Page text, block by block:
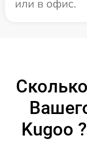
или в офис.
Сколько
Kugoo